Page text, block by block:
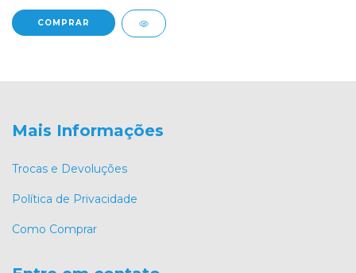
COMPRAR
Mais Informações
Trocas e Devoluções
Política de Privacidade
Como Comprar